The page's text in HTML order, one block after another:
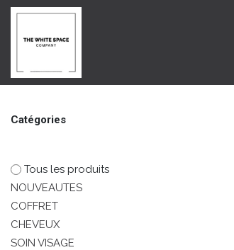
SE RENDRE AU CONTENU
Catégories
Tous les produits
NOUVEAUTES
COFFRET
CHEVEUX
SOIN VISAGE